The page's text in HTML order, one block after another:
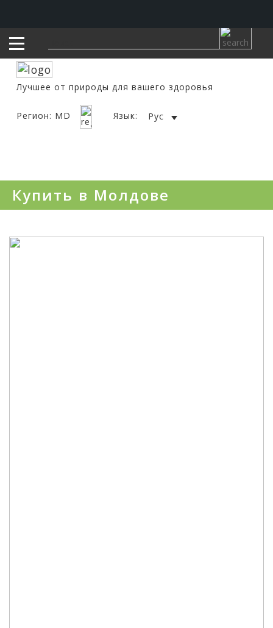
Лучшее от природы для вашего здоровья
Регион: MD Язык: Рус
Купить в Молдове